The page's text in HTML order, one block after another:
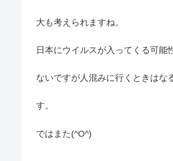
大も考えられますね。
日本にウイルスが入ってくる可能
ないですが人混みに行くときはな
す。
ではまた(^O^)